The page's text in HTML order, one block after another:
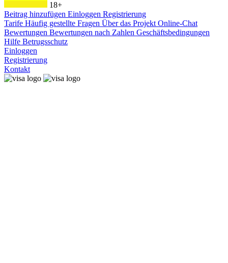
18+
Beitrag hinzufügen Einloggen Registrierung
Tarife Häufig gestellte Fragen Über das Projekt Online-Chat
Bewertungen Bewertungen nach Zahlen Geschäftsbedingungen
Hilfe Betrugsschutz
Einloggen
Registrierung
Kontakt